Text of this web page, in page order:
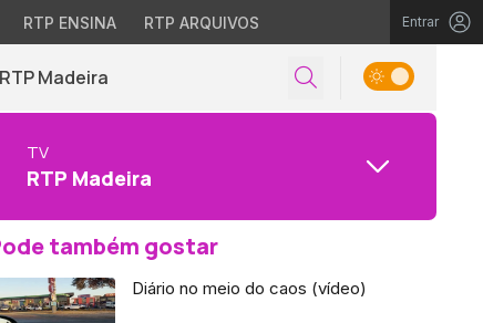
RTP ENSINA RTP ARQUIVOS Entrar
Madeira
TV
RTP Madeira
também gostar
Diário no meio do caos (vídeo)